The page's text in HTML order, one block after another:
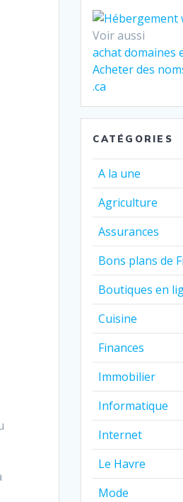
Voir aussi
achat domaines
Acheter des
.ca
CATÉGORIES
A la une
Agriculture
Assurances
Bons plans de
Boutiques en
Cuisine
Finances
Immobilier
Informatique
Internet
Le Havre
Mode